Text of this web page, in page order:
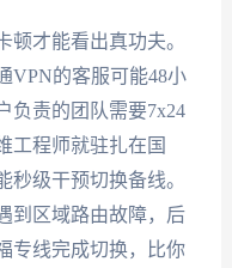
才能看出真功夫。
VPN的客服可能48小
负责的团队需要7x24
工程师就驻扎在国
级干预切换备线。
到区域路由故障，后
专线完成切换，比你